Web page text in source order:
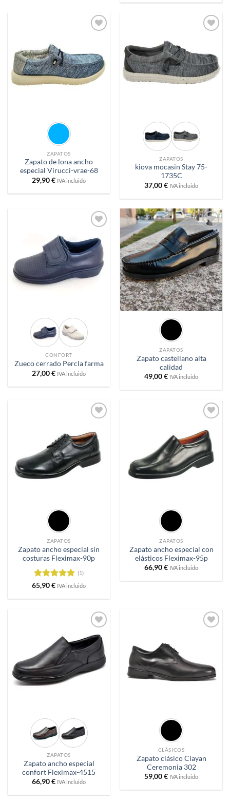
deseos
ZAPATOS
Zapato de lona ancho
especial Virucci-vrae-68
29,90€ IVA incluido
deseos
ZAPATOS
kiova mocasin Stay 75-
1735C
37,00€ IVA incluido
a
deseos
CONFORT
Zueco cerrado Percla farma
27,00€ IVA incluido
Añadir
a
deseos
ZAPATOS
Zapato castellano alta
calidad
49,00€ IVA incluido
a
deseos
ZAPATOS
Zapato ancho especial sin
costuras Fleximax-90p
Valorado
(1)
65,90€ IVA incluido
a
deseos
ZAPATOS
Zapato ancho especial con
elásticos Fleximax-95p
66,90€ IVA incluido
Añadir
a
deseos
ZAPATOS
Zapato ancho especial
confort Fleximax-4515
66,90€ IVA incluido
CLÁSICOS
Zapato clásico Clayan
Ceremonia 302
59,00€ IVA incluido